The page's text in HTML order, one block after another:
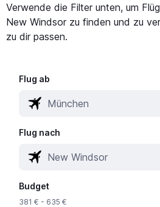
Verwende die Filter unten, um
New Windsor zu finden und zu
zu dir passen.
Flug ab
Flug nach
Budget
381 € - 635 €